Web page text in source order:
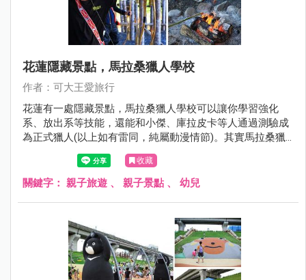
花蓮隱藏景點，馬拉桑獵人學校
作者：可大王愛旅行
花蓮有一處隱藏景點，馬拉桑獵人學校可以讓你學習強化
系、放出系等技能，還能和小傑、庫拉皮卡等人通過測驗成
為正式獵人(以上如有雷同，純屬動漫情節)。其實馬拉桑獵
人學校可以讓遊客體驗射山豬、設陷阱以及撒網捕魚，還有
竹筒飯DIY、喝小米酒烤肉。想玩點不一樣的花蓮嗎? 來當個
一日原民獵人吧，好玩又好笑。
收藏
關鍵字： 親子旅遊 、 親子景點 、 幼兒